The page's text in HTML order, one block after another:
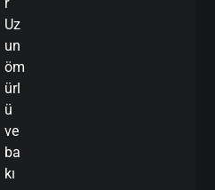
Uz
un
öm
ürl
ü
ve
ba
kı